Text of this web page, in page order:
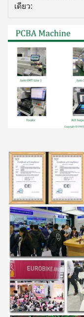
เดียว: